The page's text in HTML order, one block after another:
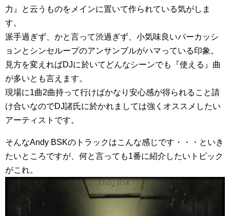
力』と云うものをメインに置いて作られている気がしま
す。
派手過ぎず、かと言って渋過ぎず、小気味良いパーカッシ
ョンとシンセループのアンサンブルがハマっている印象。
見方を変えればDJに於いてどんなシーンでも『使える』曲
が多いとも言えます。
現場に1曲2曲持って行けばかなり安心感が得られること請
け合いなのでDJ諸氏に於かれましては強くオススメしたい
アーティストです。
そんなAndy BSKのトラックはこんな感じです・・・といき
たいところですが、何と言っても1番に紹介したいトピック
がこれ。